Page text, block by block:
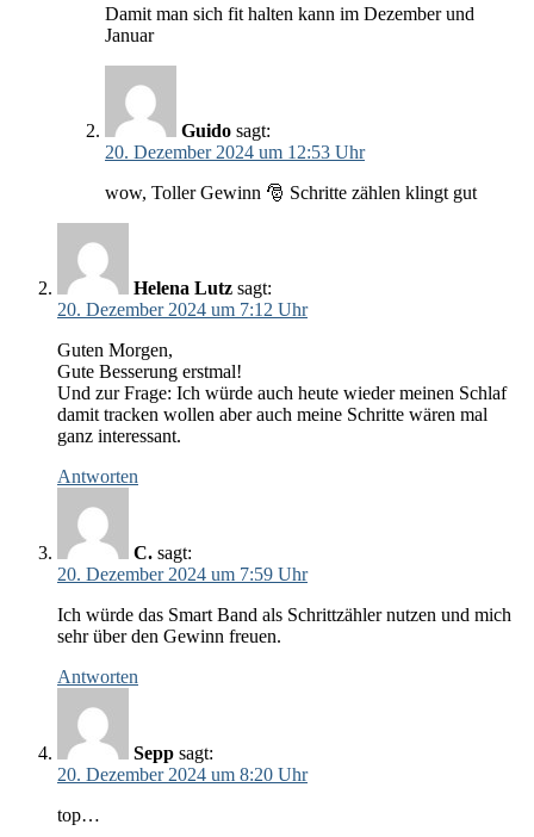
Damit man sich fit halten kann im Dezember und
Januar
Guido sagt:
20. Dezember 2024 um 12:53 Uhr
wow, Toller Gewinn 🎅 Schritte zählen klingt gut
Helena Lutz sagt:
20. Dezember 2024 um 7:12 Uhr
Guten Morgen,
Gute Besserung erstmal!
Und zur Frage: Ich würde auch heute wieder meinen Schlaf
damit tracken wollen aber auch meine Schritte wären mal
ganz interessant.
Antworten
C. sagt:
20. Dezember 2024 um 7:59 Uhr
Ich würde das Smart Band als Schrittzähler nutzen und mich
sehr über den Gewinn freuen.
Antworten
Sepp sagt:
20. Dezember 2024 um 8:20 Uhr
top…